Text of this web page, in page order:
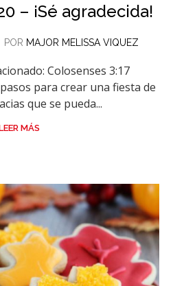
– ¡Sé agradecida!
POR MAJOR MELISSA VIQUEZ
Colosenses 3:17
para crear una fiesta de
que se pueda...
MÁS